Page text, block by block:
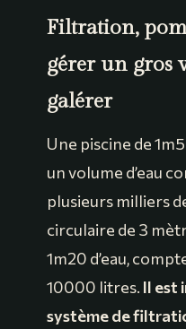
Filtration,
gérer un gros
galérer
Une piscine de
un volume d’eau
plusieurs milliers
circulaire de 3
1m20 d’eau,
10000 litres. Il est
système de